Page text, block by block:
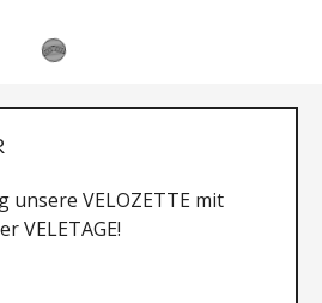
unsere VELOZETTE mit
VELETAGE!